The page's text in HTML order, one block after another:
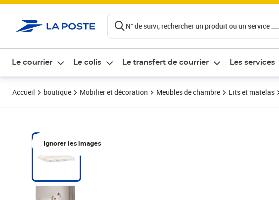
N° de suivi, rechercher un produit ou un service ....
Le courrier Le colis Le transfert de courrier Les services
Accueil boutique Mobilier et décoration Meubles de chambre Lits et matelas
Ignorer les images